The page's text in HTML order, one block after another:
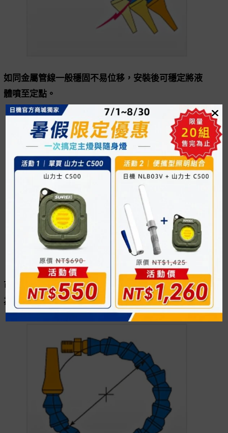
如同金屬管線一般穩固不易位移，安裝後可穩定將液
體噴至定點。
可搭配多樣式軟管進行改裝，使用專屬的夾鉗作業更
為方便。